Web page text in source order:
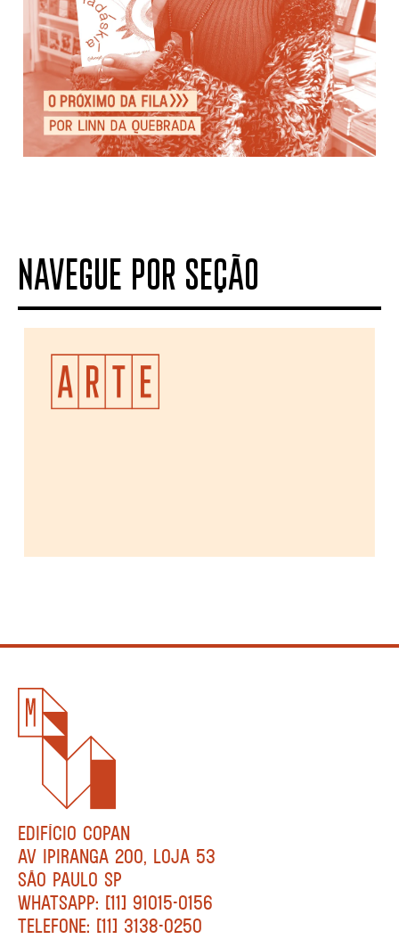
NAVEGUE POR SEÇÃO
EDIFÍCIO COPAN
AV IPIRANGA 200, LOJA 53
SÃO PAULO SP
WHATSAPP: [11] 91015-0156
TELEFONE: [11] 3138-0250